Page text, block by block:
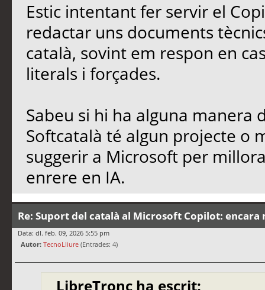
Estic intentant fer servir el
redactar uns documents
català, sovint em respon en
literals i forçades.
Sabeu si hi ha alguna manera
Softcatalà té algun projecte o
suggerir a Microsoft per
enrere en IA.
Re: Suport del català al Microsoft Copilot:
Data: dl. feb. 09, 2026 5:55 pm
Autor: TecnoLliure (Entrades: 4)
LibreTronc ha escrit: